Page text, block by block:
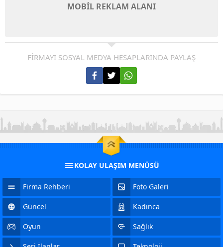
MOBİL REKLAM ALANI
FİRMAYI SOSYAL MEDYA HESAPLARINDA PAYLAŞ
KOLAY ULAŞIM MENÜSÜ
Firma Rehberi Foto Galeri
Güncel Kadınca
Oyun Sağlık